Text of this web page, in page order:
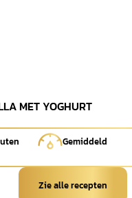
MET YOGHURT
Gemiddeld
Zie alle recepten